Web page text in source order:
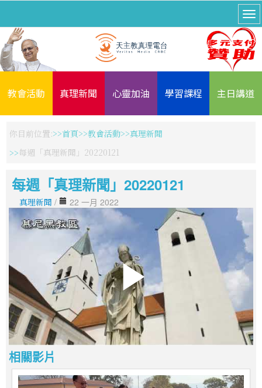
教會活動 真理新聞 心靈加油 學習課程 主日講道
你目前位置: 首頁 教會活動
真理新聞
每週「真理新聞」20220121
每週「真理新聞」20220121
真理新聞 / 22 一月 2022
相關影片